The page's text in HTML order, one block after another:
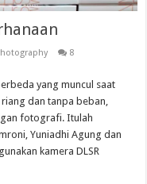
8
yang muncul saat
dan tanpa beban,
fotografi. Itulah
Yuniadhi Agung dan
kamera DLSR